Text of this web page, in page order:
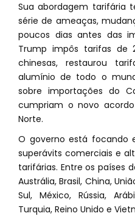
Sua abordagem tarifária
série de ameaças,
poucos dias antes das
Trump impôs tarifas de
chinesas, restaurou
alumínio de todo o
sobre importações do
cumpriam o novo
Norte.
O governo está focando
superávits comerciais e
tarifárias. Entre os países
Austrália, Brasil, China,
Sul, México, Rússia,
Turquia, Reino Unido e